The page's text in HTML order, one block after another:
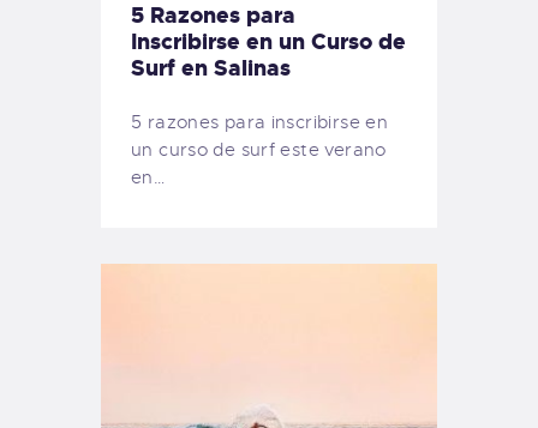
5 Razones para
Inscribirse en un Curso de
Surf en Salinas
5 razones para inscribirse en
un curso de surf este verano
en…